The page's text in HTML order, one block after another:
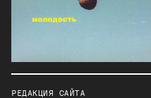
РЕДАКЦИЯ САЙТА